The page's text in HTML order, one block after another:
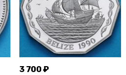
3 700 ₽